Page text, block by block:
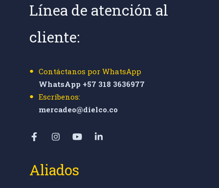
Línea de atención al
cliente:
Contáctanos por WhatsApp
WhatsApp +57 318 3636977
Escríbenos:
mercadeo@dielco.co
Aliados